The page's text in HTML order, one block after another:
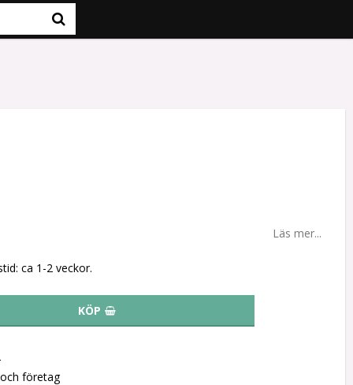
Läs mer...
ca 1-2 veckor.
KÖP
företag